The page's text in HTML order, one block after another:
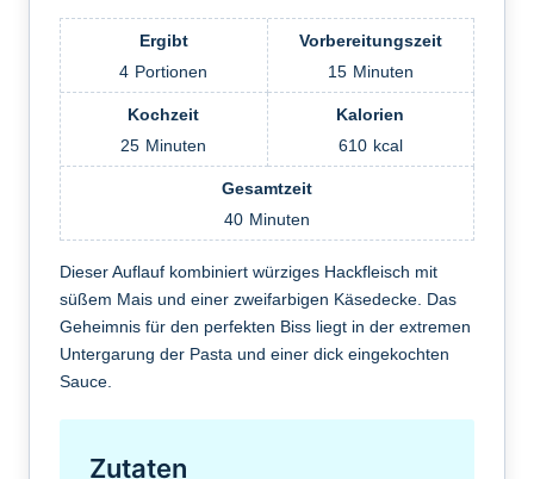
Ergibt
4 Portionen
Vorbereitungszeit
15 Minuten
Kochzeit
25 Minuten
Kalorien
610 kcal
Gesamtzeit
40 Minuten
Dieser Auflauf kombiniert würziges Hackfleisch mit
süßem Mais und einer zweifarbigen Käsedecke. Das
Geheimnis für den perfekten Biss liegt in der extremen
Untergarung der Pasta und einer dick eingekochten
Sauce.
Zutaten